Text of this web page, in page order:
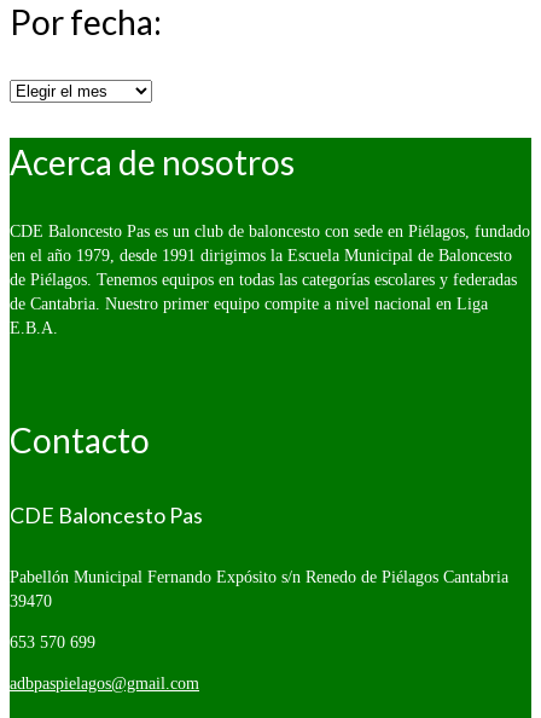
Por fecha:
Por
Acerca de nosotros
CDE Baloncesto Pas es un club de baloncesto con sede en Piélagos, fundado
en el año 1979, desde 1991 dirigimos la Escuela Municipal de Baloncesto
de Piélagos. Tenemos equipos en todas las categorías escolares y federadas
de Cantabria. Nuestro primer equipo compite a nivel nacional en Liga
E.B.A.
Contacto
CDE Baloncesto Pas
Pabellón Municipal Fernando Expósito s/n Renedo de Piélagos Cantabria
39470
653 570 699
adbpaspielagos@gmail.com